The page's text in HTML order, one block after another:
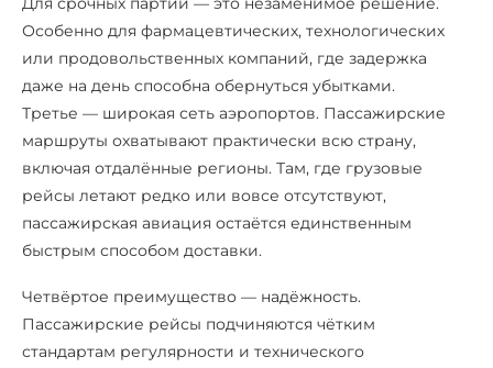
Особенно для фармацевтических, технологических
или продовольственных компаний, где задержка
даже на день способна обернуться убытками.
Третье — широкая сеть аэропортов. Пассажирские
маршруты охватывают практически всю страну,
включая отдалённые регионы. Там, где грузовые
рейсы летают редко или вовсе отсутствуют,
пассажирская авиация остаётся единственным
быстрым способом доставки.
Четвёртое преимущество — надёжность.
Пассажирские рейсы подчиняются чётким
стандартам регулярности и технического